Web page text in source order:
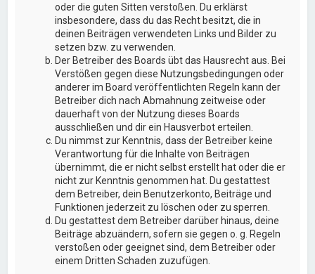
oder die guten Sitten verstoßen. Du erklärst
insbesondere, dass du das Recht besitzt, die in
deinen Beiträgen verwendeten Links und Bilder zu
setzen bzw. zu verwenden.
Der Betreiber des Boards übt das Hausrecht aus. Bei
Verstößen gegen diese Nutzungsbedingungen oder
anderer im Board veröffentlichten Regeln kann der
Betreiber dich nach Abmahnung zeitweise oder
dauerhaft von der Nutzung dieses Boards
ausschließen und dir ein Hausverbot erteilen.
Du nimmst zur Kenntnis, dass der Betreiber keine
Verantwortung für die Inhalte von Beiträgen
übernimmt, die er nicht selbst erstellt hat oder die er
nicht zur Kenntnis genommen hat. Du gestattest
dem Betreiber, dein Benutzerkonto, Beiträge und
Funktionen jederzeit zu löschen oder zu sperren.
Du gestattest dem Betreiber darüber hinaus, deine
Beiträge abzuändern, sofern sie gegen o. g. Regeln
verstoßen oder geeignet sind, dem Betreiber oder
einem Dritten Schaden zuzufügen.